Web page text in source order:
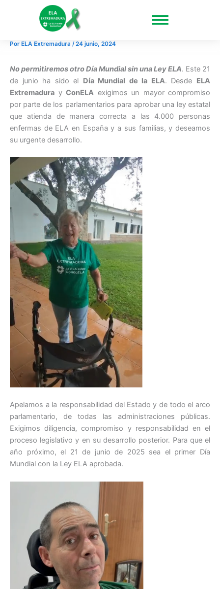
Por ELA Extremadura /24 junio, 2024
No permitiremos otro Día Mundial sin una Ley ELA. Este 21
de junio ha sido el Día Mundial de la ELA. Desde ELA
Extremadura y ConELA exigimos un mayor compromiso
por parte de los parlamentarios para aprobar una ley estatal
que atienda de manera correcta a las 4.000 personas
enfermas de ELA en España y a sus familias, y deseamos
su urgente desarrollo.
Apelamos a la responsabilidad del Estado y de todo el arco
parlamentario, de todas las administraciones públicas.
Exigimos diligencia, compromiso y responsabilidad en el
proceso legislativo y en su desarrollo posterior. Para que el
año próximo, el 21 de junio de 2025 sea el primer Día
Mundial con la Ley ELA aprobada.